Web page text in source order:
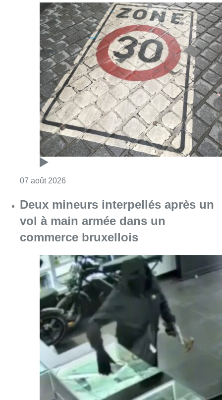
07 août 2026
Deux mineurs interpellés après un
vol à main armée dans un
commerce bruxellois